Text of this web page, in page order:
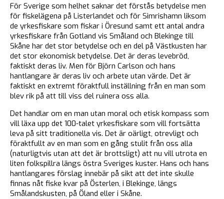
För Sverige som helhet saknar det förstås betydelse men
för fiskelägena på Listerlandet och för Simrishamn liksom
de yrkesfiskare som fiskar i Öresund samt ett antal andra
yrkesfiskare från Gotland vis Småland och Blekinge till
Skåne har det stor betydelse och en del på Västkusten har
det stor ekonomisk betydelse. Det är deras levebröd,
faktiskt deras liv. Men för Björn Carlson och hans
hantlangare är deras liv och arbete utan värde. Det är
faktiskt en extremt föraktfull inställning från en man som
blev rik på att till viss del ruinera oss alla.
Det handlar om en man utan moral och etisk kompass som
vill läxa upp det 100-talet yrkesfiskare som vill fortsätta
leva på sitt traditionella vis. Det är oärligt, otrevligt och
föraktfullt av en man som en gång stulit från oss alla
(naturligtvis utan att det är brottsligt) att nu vill utrota en
liten folkspillra längs östra Sveriges kuster. Hans och hans
hantlangares förslag innebär på sikt att det inte skulle
finnas nåt fiske kvar på Österlen, i Blekinge, längs
Smålandskusten, på Öland eller i Skåne.